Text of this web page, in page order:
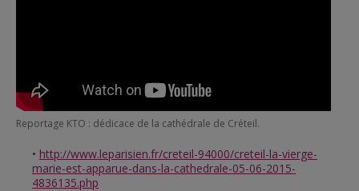
Reportage KTO : dédicace de la cathédrale de Créteil.
http://www.leparisien.fr/creteil-94000/creteil-la-vierge-
marie-est-apparue-dans-la-cathedrale-05-06-2015-
4836135.php